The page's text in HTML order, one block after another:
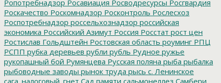
Ропотребнадзор Росавиация Росводресурсы Росгвардия
Роскачество Роскомнадзор Росконтроль Рослесхоз
Роспотребнадзор россельхознадзор российская
экономика Российский Азимут Россия Росстат рост цен
Ростислав Гольдштейн Ростовская область роуминг РПЦ
РСПП рубка деревьев рубли рубль Рудное ружье
рукопашный бой Румянцева Русская поляна рыба рыбалка
рыбоводные заводы рынок труда рысь с. Ленинское
сага_налоговый_гнет Сад памяти сальмонеллез Самбери